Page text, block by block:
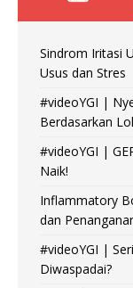
Sindrom Iritasi
Usus dan Stres
#videoYGI |
Berdasarkan
#videoYGI |
Naik!
Inflammatory
dan
#videoYGI |
Diwaspadai?